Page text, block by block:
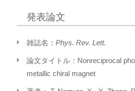
発表論文
雑誌名： Phys. Rev. Lett.
論文タイトル：Nonreciprocal
metallic chiral magnet